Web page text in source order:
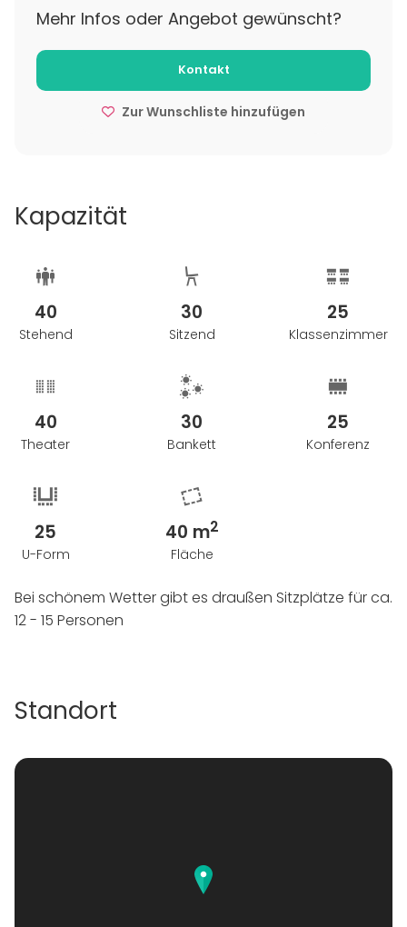
Mehr Infos oder Angebot gewünscht?
Kontakt
Zur Wunschliste hinzufügen
Kapazität
40
Stehend
30
Sitzend
25
Klassenzimmer
40
Theater
30
Bankett
25
Konferenz
25
U-Form
40 m2
Fläche
Bei schönem Wetter gibt es draußen Sitzplätze für ca.
12 - 15 Personen
Standort